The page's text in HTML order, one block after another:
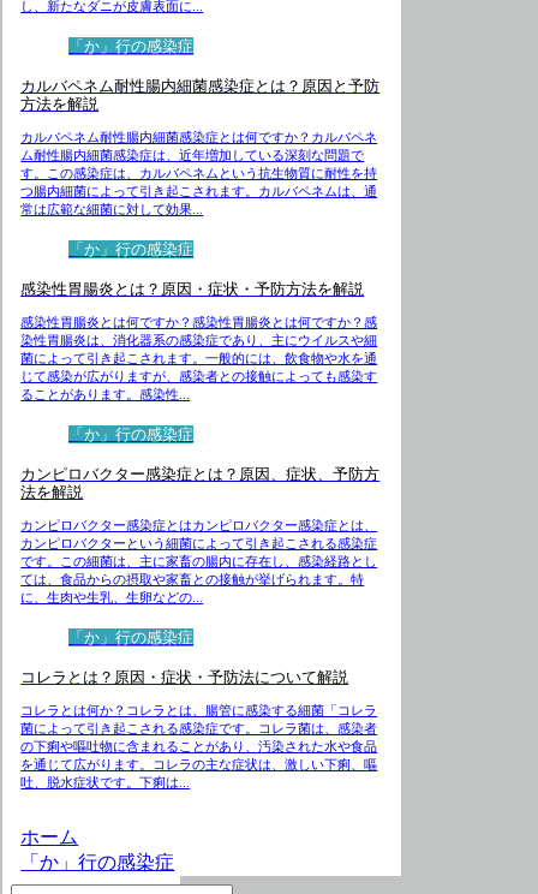
し、新たなダニが皮膚表面に...
「か」行の感染症
カルバペネム耐性腸内細菌感染症とは？原因と予防
方法を解説
カルバペネム耐性腸内細菌感染症とは何ですか？カルバペネ
ム耐性腸内細菌感染症は、近年増加している深刻な問題で
す。この感染症は、カルバペネムという抗生物質に耐性を持
つ腸内細菌によって引き起こされます。カルバペネムは、通
常は広範な細菌に対して効果...
「か」行の感染症
感染性胃腸炎とは？原因・症状・予防方法を解説
感染性胃腸炎とは何ですか？感染性胃腸炎とは何ですか？感
染性胃腸炎は、消化器系の感染症であり、主にウイルスや細
菌によって引き起こされます。一般的には、飲食物や水を通
じて感染が広がりますが、感染者との接触によっても感染す
ることがあります。感染性...
「か」行の感染症
カンピロバクター感染症とは？原因、症状、予防方
法を解説
カンピロバクター感染症とはカンピロバクター感染症とは、
カンピロバクターという細菌によって引き起こされる感染症
です。この細菌は、主に家畜の腸内に存在し、感染経路とし
ては、食品からの摂取や家畜との接触が挙げられます。特
に、生肉や生乳、生卵などの...
「か」行の感染症
コレラとは？原因・症状・予防法について解説
コレラとは何か？コレラとは、腸管に感染する細菌「コレラ
菌によって引き起こされる感染症です。コレラ菌は、感染者
の下痢や嘔吐物に含まれることがあり、汚染された水や食品
を通じて広がります。コレラの主な症状は、激しい下痢、嘔
吐、脱水症状です。下痢は...
ホーム
「か」行の感染症